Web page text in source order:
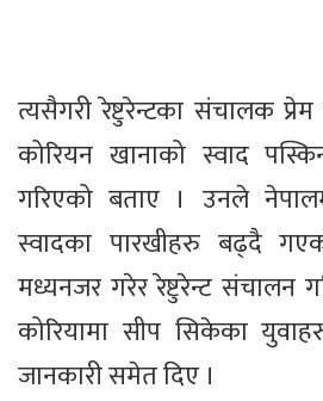
त्यसैगरी रेष्टुरेन्टका संचालक
कोरियन खानाको स्वाद
गरिएको बताए । उनले
स्वादका पारखीहरु बढ्दै
मध्यनजर गरेर रेष्टुरेन्ट संचालन
कोरियामा सीप सिकेका
जानकारी समेत दिए ।